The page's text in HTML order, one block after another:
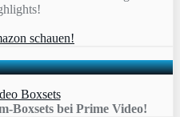
Boxsets bei Prime Video!